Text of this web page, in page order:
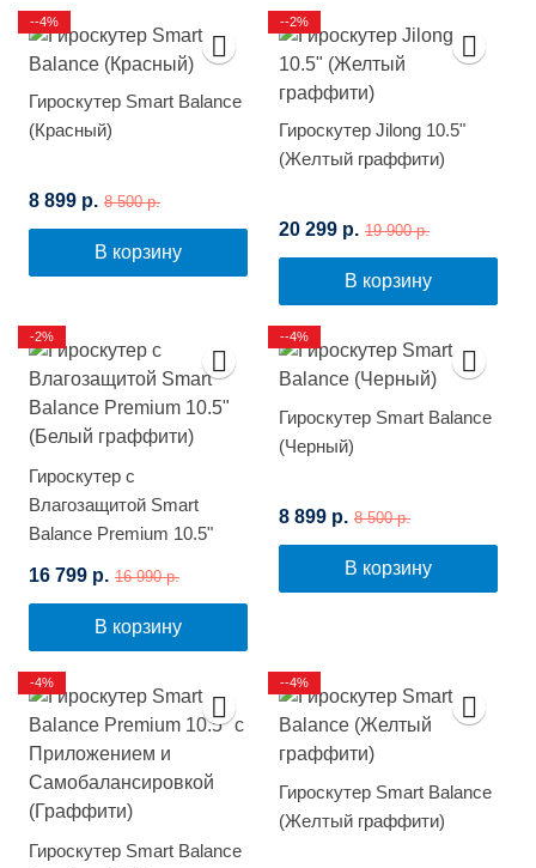
Гироскутер Smart Balance
(Красный)
8 899 р. 8 500 р.
В корзину
--4%
Гироскутер Jilong 10.5"
(Желтый граффити)
20 299 р. 19 900 р.
В корзину
--2%
Гироскутер с
Влагозащитой Smart
Balance Premium 10.5"
16 799 р. 16 990 р.
В корзину
-2%
Гироскутер Smart Balance
(Черный)
8 899 р. 8 500 р.
В корзину
--4%
Гироскутер Smart Balance
-4%
Гироскутер Smart Balance
(Желтый граффити)
--4%